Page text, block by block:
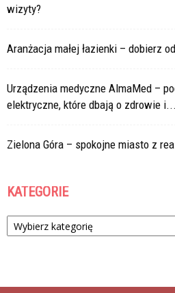
wizyty?
Aranżacja małej łazienki – dobierz
Urządzenia medyczne AlmaMed –
elektryczne, które dbają o zdrowie i...
Zielona Góra – spokojne miasto z
KATEGORIE
Kategorie